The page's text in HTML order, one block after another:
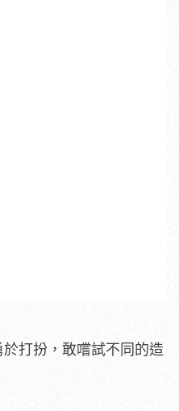
打扮，敢嚐試不同的造